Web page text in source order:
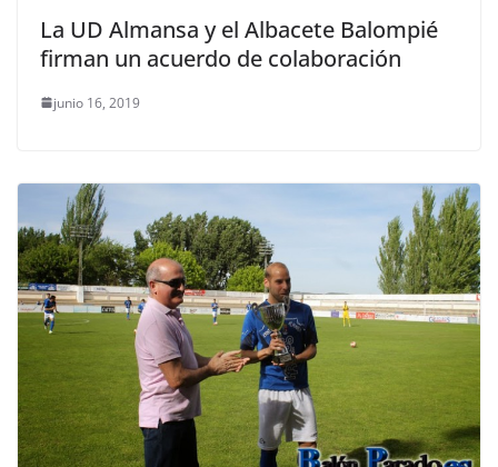
La UD Almansa y el Albacete Balompié
firman un acuerdo de colaboración
junio 16, 2019